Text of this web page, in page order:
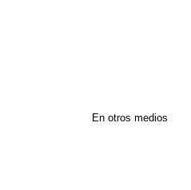
En otros medios